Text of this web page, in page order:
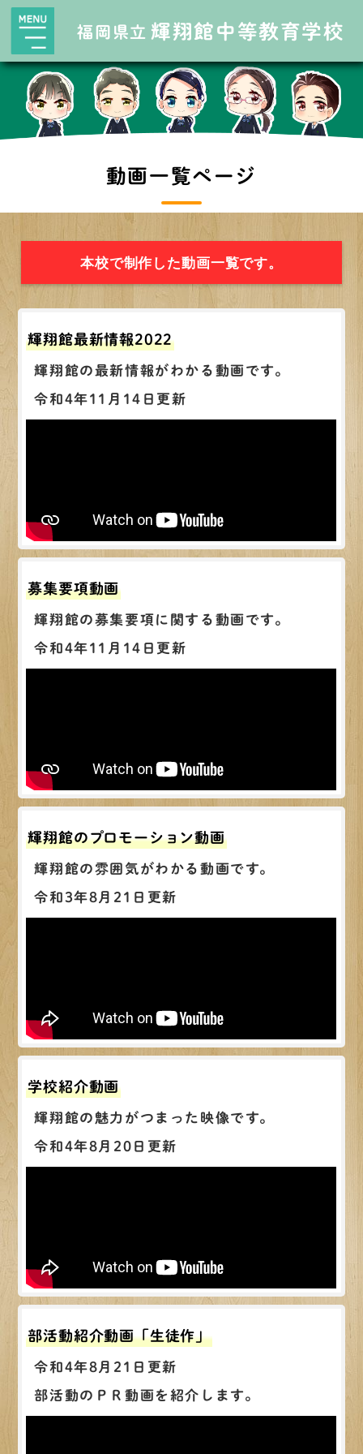
福岡県立 輝翔館中等教育学校
動画一覧ページ
本校で制作した動画一覧です。
輝翔館最新情報2022
輝翔館の最新情報がわかる動画です。
令和4年11月14日更新
募集要項動画
輝翔館の募集要項に関する動画です。
令和4年11月14日更新
輝翔館のプロモーション動画
輝翔館の雰囲気がわかる動画です。
令和3年8月21日更新
学校紹介動画
輝翔館の魅力がつまった映像です。
令和4年8月20日更新
部活動紹介動画「生徒作」
令和4年8月21日更新
部活動のＰＲ動画を紹介します。